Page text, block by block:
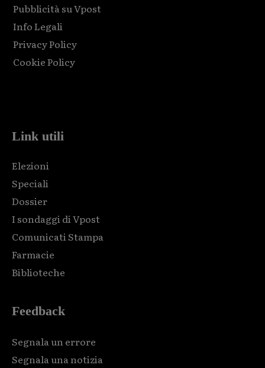
Pubblicità su Vpost
Info Legali
Privacy Policy
Cookie Policy
Link utili
Elezioni
Speciali
Dossier
I sondaggi di Vpost
Comunicati Stampa
Farmacie
Biblioteche
Feedback
Segnala un errore
Segnala una notizia